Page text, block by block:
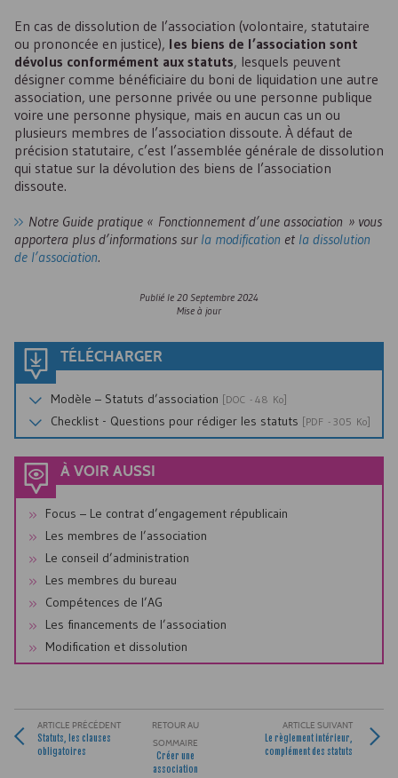
En cas de dissolution de l’association (volontaire, statutaire
ou prononcée en justice), les biens de l’association sont
dévolus conformément aux statuts, lesquels peuvent
désigner comme bénéficiaire du boni de liquidation une autre
association, une personne privée ou une personne publique
voire une personne physique, mais en aucun cas un ou
plusieurs membres de l’association dissoute. À défaut de
précision statutaire, c’est l’assemblée générale de dissolution
qui statue sur la dévolution des biens de l’association
dissoute.
Notre Guide pratique « Fonctionnement d’une association » vous
apportera plus d’informations sur la modification et la dissolution
de l’association.
Publié le 20 Septembre 2024
Mise à jour
TÉLÉCHARGER
Modèle – Statuts d’association [DOC - 48 Ko]
Checklist - Questions pour rédiger les statuts [PDF - 305 Ko]
À VOIR AUSSI
Focus – Le contrat d’engagement républicain
Les membres de l’association
Le conseil d’administration
Les membres du bureau
Compétences de l’AG
Les financements de l’association
Modification et dissolution
ARTICLE PRÉCÉDENT
Statuts, les clauses
obligatoires
RETOUR AU
SOMMAIRE
Créer une
association
ARTICLE SUIVANT
Le règlement intérieur,
complément des statuts